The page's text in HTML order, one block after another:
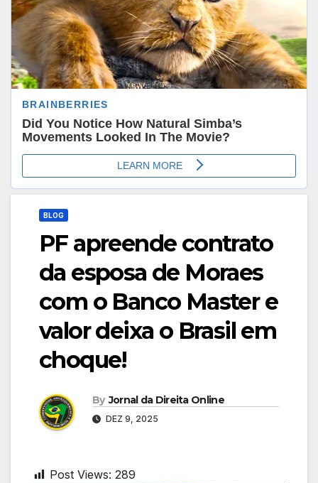
BLOG
PF apreende contrato
da esposa de Moraes
com o Banco Master e
valor deixa o Brasil em
choque!
By Jornal da Direita Online
DEZ 9, 2025
Post Views: 289